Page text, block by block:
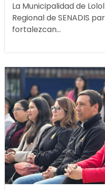
La Municipalidad de
Regional de SENADIS
fortalezcan...